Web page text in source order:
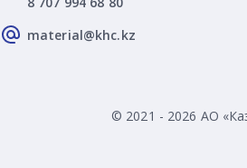
material@khc.kz
© 2021 - 2026 АО